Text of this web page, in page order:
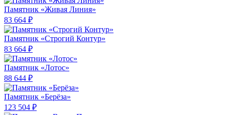
Памятник «Живая Линия»
83 664 ₽
Памятник «Строгий Контур»
83 664 ₽
Памятник «Лотос»
88 644 ₽
Памятник «Берёза»
123 504 ₽